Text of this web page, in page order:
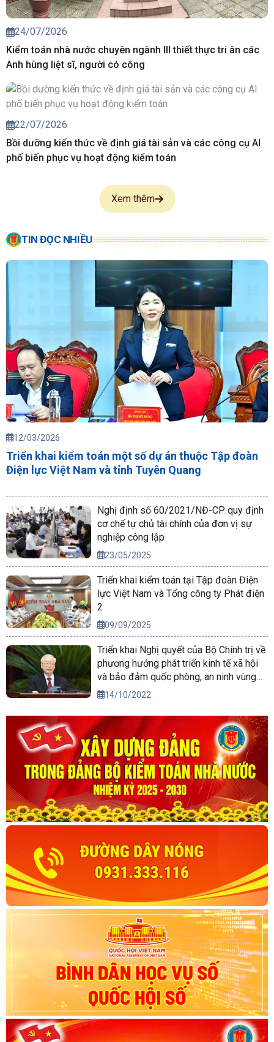
24/07/2026
Kiểm toán nhà nước chuyên ngành III thiết thực tri ân các
Anh hùng liệt sĩ, người có công
22/07/2026
Bồi dưỡng kiến thức về định giá tài sản và các công cụ AI
phố biến phục vụ hoạt động kiểm toán
Xem thêm
TIN ĐỌC NHIỀU
12/03/2026
Triển khai kiểm toán một số dự án thuộc Tập đoàn
Điện lực Việt Nam và tỉnh Tuyên Quang
Nghị định số 60/2021/NĐ-CP quy định
cơ chế tự chủ tài chính của đơn vị sự
nghiệp công lập
23/05/2025
Triển khai kiểm toán tại Tập đoàn Điện
lực Việt Nam và Tổng công ty Phát điện
2
09/09/2025
Triển khai Nghị quyết của Bộ Chính trị về
phương hướng phát triển kinh tế xã hội
và bảo đảm quốc phòng, an ninh vùng
Tây Nguyên đến năm 2030, tầm nhìn
14/10/2022